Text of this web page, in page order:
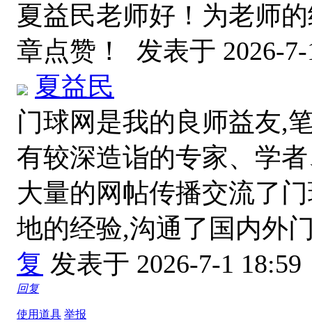
夏益民老师好！为老师
章点赞！ 发表于 2026-
夏益民
门球网是我的良师益友,
有较深造诣的专家、学
大量的网帖传播交流了
地的经验,沟通了国内外
复 发表于 2026-7-1 18:59
回复
使用道具 举报